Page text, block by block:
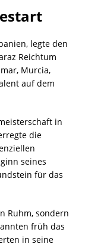
legte den
Reichtum
Murcia,
auf dem
in
die
seines
für das
Ruhm, sondern
früh das
in seine